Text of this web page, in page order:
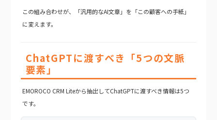
この組み合わせが、「汎用的なAI文章」を「この顧客への手紙」
に変えます。
ChatGPTに渡すべき「5つの文脈
要素」
EMOROCO CRM Liteから抽出してChatGPTに渡すべき情報は5つ
です。